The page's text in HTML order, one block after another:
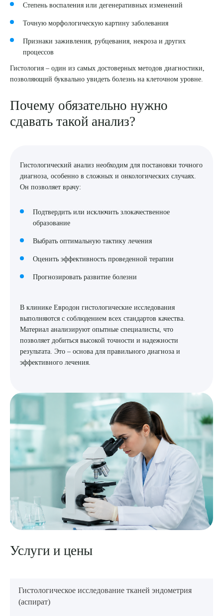
Степень воспаления или дегенеративных изменений
Точную морфологическую картину заболевания
Признаки заживления, рубцевания, некроза и других
процессов
Гистология – один из самых достоверных методов диагностики,
позволяющий буквально увидеть болезнь на клеточном уровне.
Почему обязательно нужно
сдавать такой анализ?
Гистологический анализ необходим для постановки точного
диагноза, особенно в сложных и онкологических случаях.
Он позволяет врачу:
Подтвердить или исключить злокачественное
образование
Выбрать оптимальную тактику лечения
Оценить эффективность проведенной терапии
Прогнозировать развитие болезни
В клинике Евродон гистологические исследования
выполняются с соблюдением всех стандартов качества.
Материал анализируют опытные специалисты, что
позволяет добиться высокой точности и надежности
результата. Это – основа для правильного диагноза и
эффективного лечения.
Услуги и цены
Гистологическое исследование тканей эндометрия
(аспират)